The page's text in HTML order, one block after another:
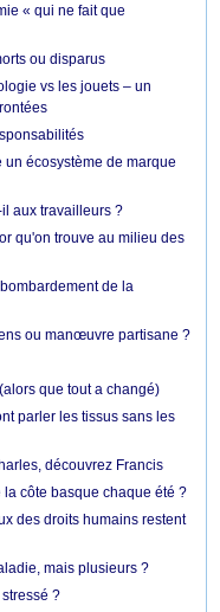
« qui ne fait que
ou disparus
vs les jouets – un
écosystème de marque
aux travailleurs ?
qu'on trouve au milieu des
de la
ou manœuvre partisane ?
que tout a changé)
parler les tissus sans les
découvrez Francis
côte basque chaque été ?
des droits humains restent
mais plusieurs ?
?